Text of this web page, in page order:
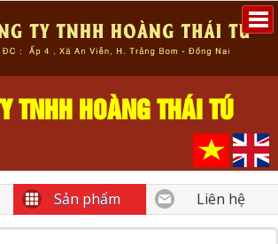
TNHH HOÀNG THÁI TÚ
Sản phẩm Liên hệ